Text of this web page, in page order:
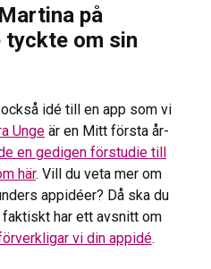
på
tyckte om sin
idé till en app som vi
Unge är en Mitt första år-
en gedigen förstudie till
här. Vill du veta mer om
appidéer? Då ska du
faktiskt har ett avsnitt om
vi din appidé.